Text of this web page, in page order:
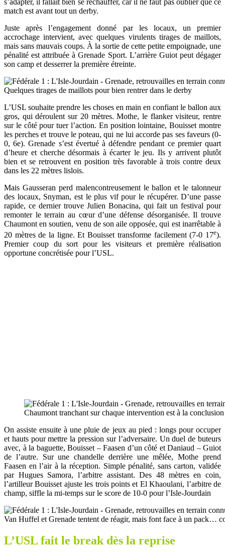
s’adapter, il fallait bien se réchauffer, car il ne faut pas oublier que ce
match est avant tout un derby.
Juste après l’engagement donné par les locaux, un premier
accrochage intervient, avec quelques virulents tirages de maillots,
mais sans mauvais coups. À la sortie de cette petite empoignade, une
pénalité est attribuée à Grenade Sport. L’arrière Guiot peut dégager
son camp et desserrer la première étreinte.
Quelques tirages de maillots pour bien rentrer dans le derby
L’USL souhaite prendre les choses en main en confiant le ballon aux
gros, qui déroulent sur 20 mètres. Mothe, le flanker visiteur, rentre
sur le côté pour tuer l’action. En position lointaine, Bouisset montre
les perches et trouve le poteau, qui ne lui accorde pas ses faveurs (0-
0, 6e). Grenade s’est évertué à défendre pendant ce premier quart
d’heure et cherche désormais à écarter le jeu. Ils y arrivent plutôt
bien et se retrouvent en position très favorable à trois contre deux
dans les 22 mètres lislois.
Mais Gausseran perd malencontreusement le ballon et le talonneur
des locaux, Snyman, est le plus vif pour le récupérer. D’une passe
rapide, ce dernier trouve Julien Bonacina, qui fait un festival pour
remonter le terrain au cœur d’une défense désorganisée. Il trouve
Chaumont en soutien, venu de son aile opposée, qui est inarrêtable à
20 mètres de la ligne. Et Bouisset transforme facilement (7-0 17e).
Premier coup du sort pour les visiteurs et première réalisation
opportune concrétisée pour l’USL.
Chaumont tranchant sur chaque intervention est à la
On assiste ensuite à une pluie de jeux au pied : longs pour occuper
et hauts pour mettre la pression sur l’adversaire. Un duel de buteurs
avec, à la baguette, Bouisset – Faasen d’un côté et Daniaud – Guiot
de l’autre. Sur une chandelle derrière une mêlée, Mothe prend
Faasen en l’air à la réception. Simple pénalité, sans carton, validée
par Hugues Samora, l’arbitre assistant. Des 48 mètres en coin,
l’artilleur Bouisset ajuste les trois points et El Khaoulani, l’arbitre de
champ, siffle la mi-temps sur le score de 10-0 pour l’Isle-Jourdain
Van Huffel et Grenade tentent de réagir, mais font face à un pack…
L’USL fait le break dès la reprise